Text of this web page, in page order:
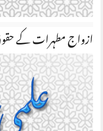
ازواج مطہرات کے